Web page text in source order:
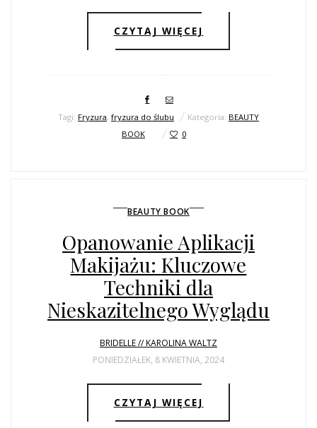
CZYTAJ WIĘCEJ
Tagi: Fryzura, fryzura do ślubu Kategoria: BEAUTY
BOOK
0
BEAUTY BOOK
Opanowanie Aplikacji
Makijażu: Kluczowe
Techniki dla
Nieskazitelnego Wyglądu
BRIDELLE // KAROLINA WALTZ
PONIEDZIAŁEK, 8 KWIETNIA, 2024
CZYTAJ WIĘCEJ